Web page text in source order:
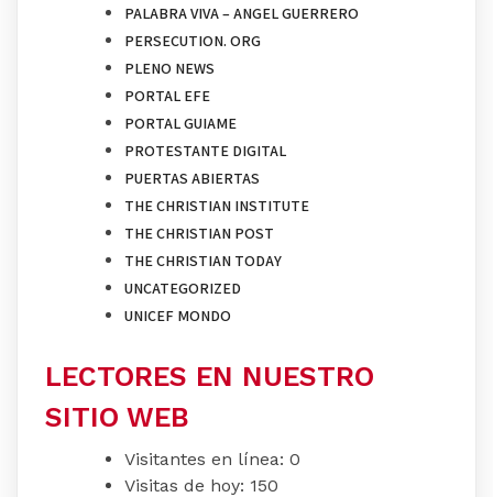
PALABRA VIVA – ANGEL GUERRERO
PERSECUTION. ORG
PLENO NEWS
PORTAL EFE
PORTAL GUIAME
PROTESTANTE DIGITAL
PUERTAS ABIERTAS
THE CHRISTIAN INSTITUTE
THE CHRISTIAN POST
THE CHRISTIAN TODAY
UNCATEGORIZED
UNICEF MONDO
LECTORES EN NUESTRO
SITIO WEB
Visitantes en línea: 0
Visitas de hoy: 150